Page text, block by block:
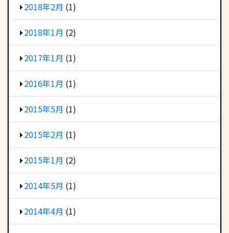
2018年2月 (1)
2018年1月 (2)
2017年1月 (1)
2016年1月 (1)
2015年5月 (1)
2015年2月 (1)
2015年1月 (2)
2014年5月 (1)
2014年4月 (1)